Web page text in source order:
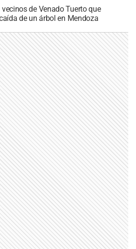
de Venado Tuerto que
de un árbol en Mendoza